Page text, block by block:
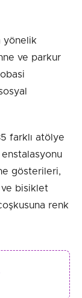
yönelik
ve parkur
farklı atölye
gösterileri,
ve bisiklet
renk